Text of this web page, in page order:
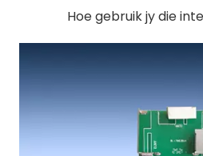
Hoe gebruik jy die